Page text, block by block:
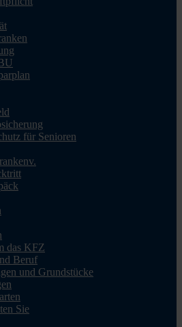
für Senioren
das KFZ
Beruf
und Grundstücke
Sie